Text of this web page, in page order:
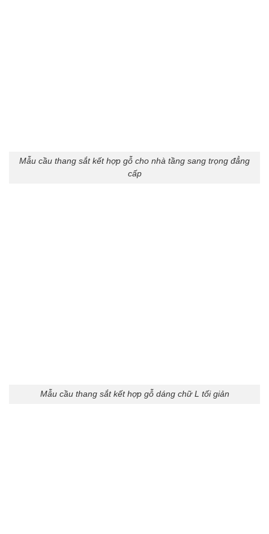
Mẫu cầu thang sắt kết hợp gỗ cho nhà tầng sang trọng đẳng
cấp
Mẫu cầu thang sắt kết hợp gỗ dáng chữ L tối giản